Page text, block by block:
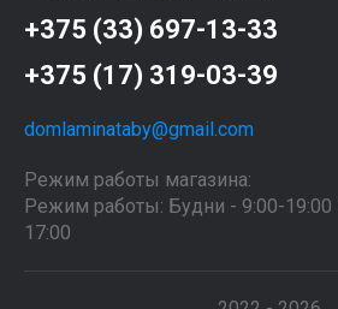
+375 (33) 697-13-33
+375 (17) 319-03-39
domlaminataby@gmail.com
Режим работы магазина:
Режим работы: Будни - 9:00-
17:00